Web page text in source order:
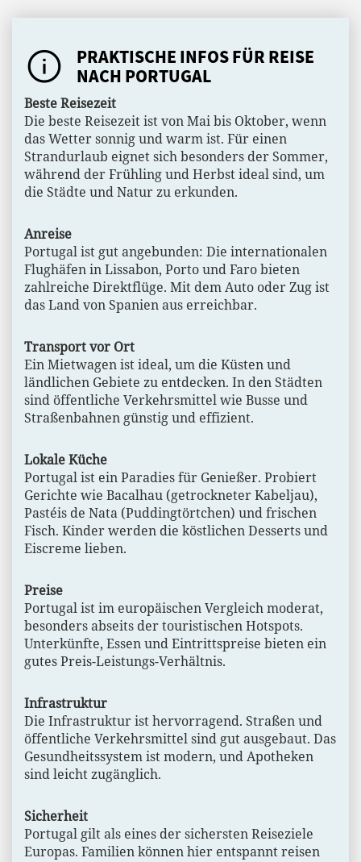
PRAKTISCHE INFOS FÜR REISE
NACH PORTUGAL
Beste Reisezeit
Die beste Reisezeit ist von Mai bis Oktober, wenn
das Wetter sonnig und warm ist. Für einen
Strandurlaub eignet sich besonders der Sommer,
während der Frühling und Herbst ideal sind, um
die Städte und Natur zu erkunden.
Anreise
Portugal ist gut angebunden: Die internationalen
Flughäfen in Lissabon, Porto und Faro bieten
zahlreiche Direktflüge. Mit dem Auto oder Zug ist
das Land von Spanien aus erreichbar.
Transport vor Ort
Ein Mietwagen ist ideal, um die Küsten und
ländlichen Gebiete zu entdecken. In den Städten
sind öffentliche Verkehrsmittel wie Busse und
Straßenbahnen günstig und effizient.
Lokale Küche
Portugal ist ein Paradies für Genießer. Probiert
Gerichte wie Bacalhau (getrockneter Kabeljau),
Pastéis de Nata (Puddingtörtchen) und frischen
Fisch. Kinder werden die köstlichen Desserts und
Eiscreme lieben.
Preise
Portugal ist im europäischen Vergleich moderat,
besonders abseits der touristischen Hotspots.
Unterkünfte, Essen und Eintrittspreise bieten ein
gutes Preis-Leistungs-Verhältnis.
Infrastruktur
Die Infrastruktur ist hervorragend. Straßen und
öffentliche Verkehrsmittel sind gut ausgebaut. Das
Gesundheitssystem ist modern, und Apotheken
sind leicht zugänglich.
Sicherheit
Portugal gilt als eines der sichersten Reiseziele
Europas. Familien können hier entspannt reisen